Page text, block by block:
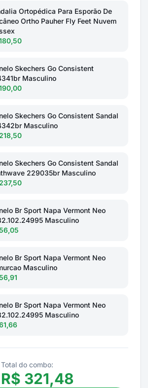
Ortopédica Para Esporão De
Ortho Pauher Fly Feet Nuvem
Skechers Go Consistent
Masculino
Skechers Go Consistent Sandal
Masculino
Skechers Go Consistent Sandal
229035br Masculino
Br Sport Napa Vermont Neo
Masculino
Br Sport Napa Vermont Neo
Masculino
Br Sport Napa Vermont Neo
Masculino
Total do combo:
R$ 321,48